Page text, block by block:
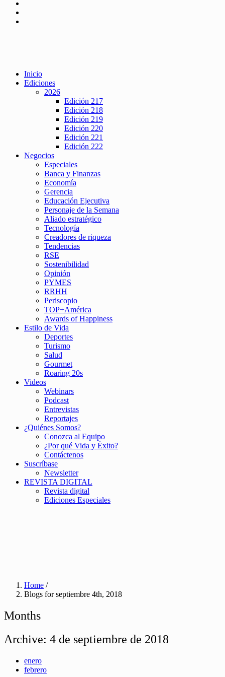
Inicio
Ediciones
2026
Edición 217
Edición 218
Edición 219
Edición 220
Edición 221
Edición 222
Negocios
Especiales
Banca y Finanzas
Economía
Gerencia
Educación Ejecutiva
Personaje de la Semana
Aliado estratégico
Tecnología
Creadores de riqueza
Tendencias
RSE
Sostenibilidad
Opinión
PYMES
RRHH
Periscopio
TOP+América
Awards of Happiness
Estilo de Vida
Deportes
Turismo
Salud
Gourmet
Roaring 20s
Videos
Webinars
Podcast
Entrevistas
Reportajes
¿Quiénes Somos?
Conozca al Equipo
¿Por qué Vida y Éxito?
Contáctenos
Suscríbase
Newsletter
REVISTA DIGITAL
Revista digital
Ediciones Especiales
Home /
Blogs for septiembre 4th, 2018
Months
Archive: 4 de septiembre de 2018
enero
febrero